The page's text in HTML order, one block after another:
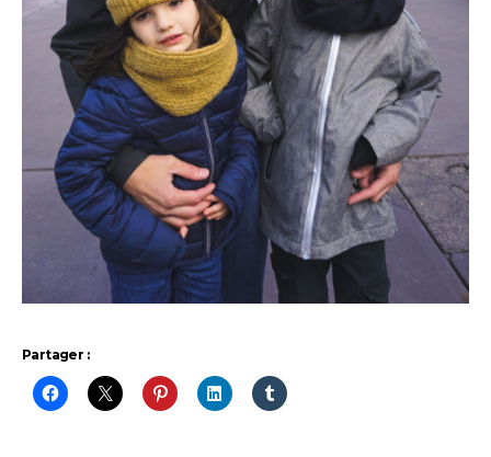
Partager :